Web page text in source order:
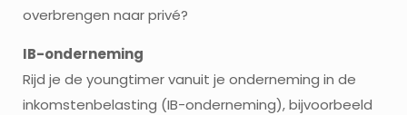
overbrengen naar privé?
IB-onderneming
Rijd je de youngtimer vanuit je onderneming in de
inkomstenbelasting (IB-onderneming), bijvoorbeeld